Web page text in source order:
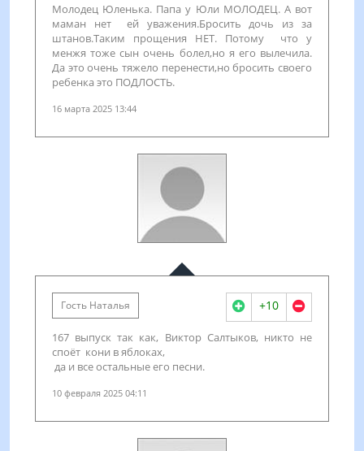
Молодец Юленька. Папа у Юли МОЛОДЕЦ. А вот
маман нет ей уважения.Бросить дочь из за
штанов.Таким прощения НЕТ. Потому что у
менжя тоже сын очень болел,но я его вылечила.
Да это очень тяжело перенести,но бросить своего
ребенка это ПОДЛОСТЬ.
16 марта 2025 13:44
Гость Наталья +10
167 выпуск так как, Виктор Салтыков, никто не
споёт кони в яблоках,
да и все остальные его песни.
10 февраля 2025 04:11